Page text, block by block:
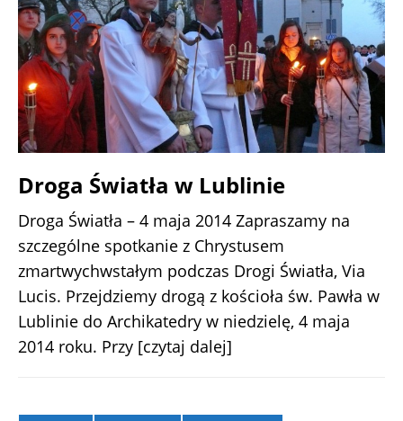
Droga Światła w Lublinie
Droga Światła – 4 maja 2014 Zapraszamy na
szczególne spotkanie z Chrystusem
zmartwychwstałym podczas Drogi Światła, Via
Lucis. Przejdziemy drogą z kościoła św. Pawła w
Lublinie do Archikatedry w niedzielę, 4 maja
2014 roku. Przy [czytaj dalej]